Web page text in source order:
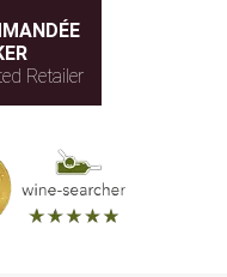
Retailer